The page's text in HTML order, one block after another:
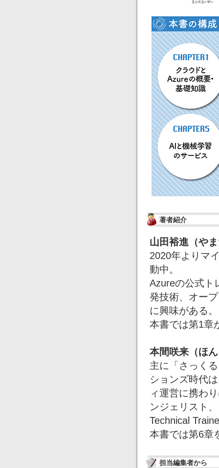
著者紹介
山田裕進（や
2020年よりマ
動中。
Azureの公式ト
発技術、オー
に興味がある。
本書では第1章
本間咲来（ほ
主に「さっく
ションズ時代
ィ運営に携わ
ンジェリスト
Technical
本書では第6章
担当編集者から